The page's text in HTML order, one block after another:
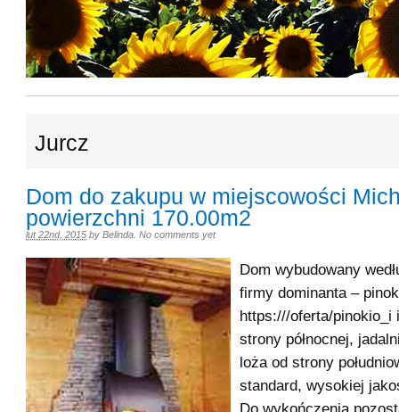
Jurcz
Dom do zakupu w miejscowości
powierzchni 170.00m2
lut 22nd, 2015 by Belinda No comments yet
Dom wybudowany
firmy dominanta –
https:///oferta/pinokio_i
strony północnej,
loża od strony
standard, wysokiej
Do wykończenia